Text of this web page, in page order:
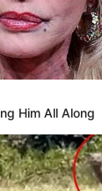
Him All Along